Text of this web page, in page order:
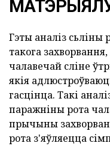
Гэты аналіз сьліны
такога
чалавечай сліне
якія
гасцінца. Такі
паражніны рота
прычыны
рота з'яўляецца